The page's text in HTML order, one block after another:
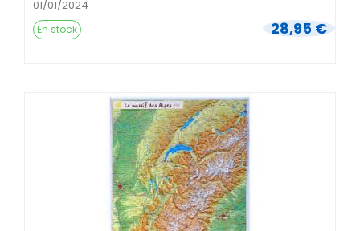
01/01/2024
28,95 €
En stock